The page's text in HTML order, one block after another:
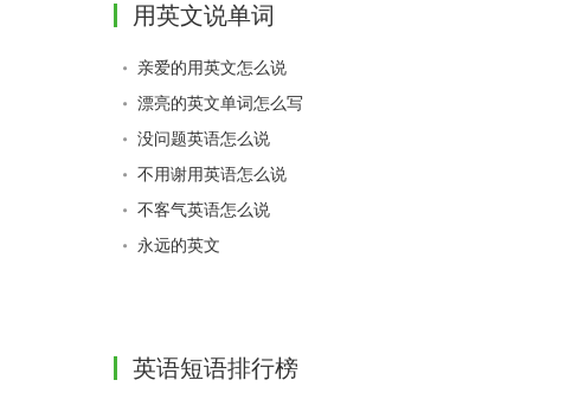
用英文说单词
亲爱的用英文怎么说
漂亮的英文单词怎么写
没问题英语怎么说
不用谢用英语怎么说
不客气英语怎么说
永远的英文
英语短语排行榜